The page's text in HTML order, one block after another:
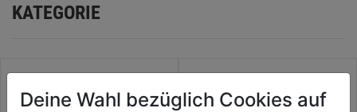
KATEGORIE
Deine Wahl bezüglich Cookies auf